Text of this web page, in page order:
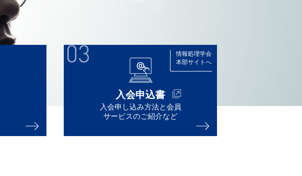
情報処理学会
本部サイトへ
入会申込書
入会申し込み方法と会員
サービスのご紹介など